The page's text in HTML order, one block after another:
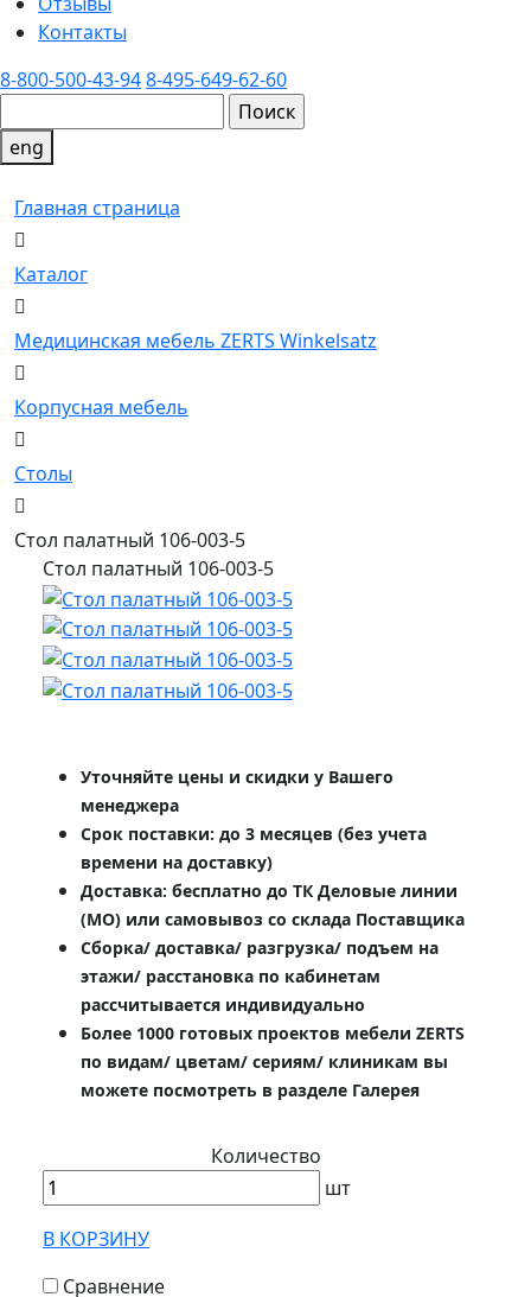
Контакты
8-800-500-43-948-495-649-62-60
eng
Главная страница
Каталог
Медицинская мебель ZERTS Winkelsatz
Корпусная мебель
Столы
Стол палатный 106-003-5
Стол палатный 106-003-5
Уточняйте цены и скидки у Вашего
менеджера
Срок поставки: до 3 месяцев (без учета
времени на доставку)
Доставка: бесплатно до ТК Деловые линии
(МО) или самовывоз со склада Поставщика
Сборка/ доставка/ разгрузка/ подъем на
этажи/ расстановка по кабинетам
рассчитывается индивидуально
Более 1000 готовых проектов мебели ZERTS
по видам/ цветам/ сериям/ клиникам вы
можете посмотреть в разделе Галерея
Количество
шт
В КОРЗИНУ
Сравнение